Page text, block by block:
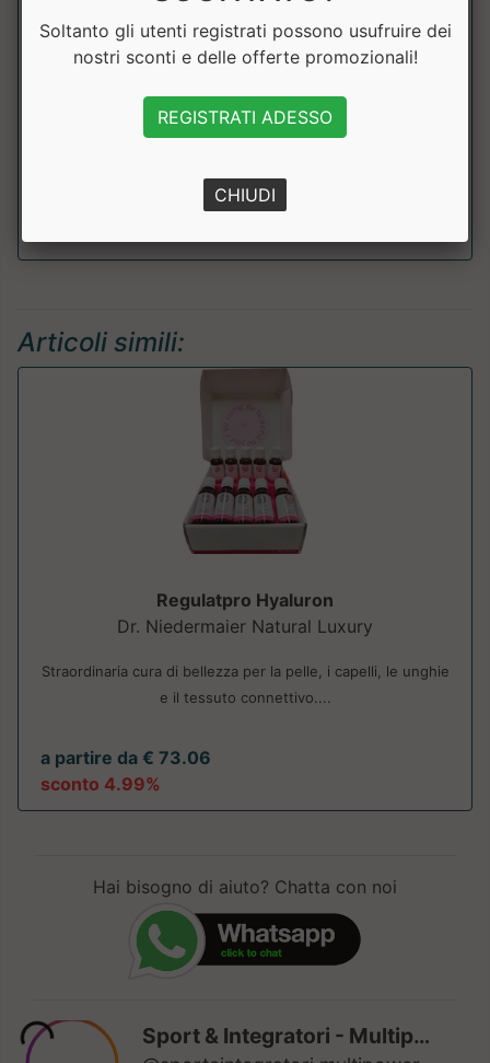
Agnocasto 100 mg
0,50 mg
100 mg
Articoli simili:
Regulatpro Hyaluron
Dr. Niedermaier Natural Luxury
Straordinaria cura di bellezza per la pelle, i capelli, le unghie
e il tessuto connettivo....
a partire da € 73.06
sconto 4.99%
Hai bisogno di aiuto? Chatta con noi
Soltanto gli utenti registrati possono usufruire dei
nostri sconti e delle offerte promozionali!
REGISTRATI ADESSO
CHIUDI